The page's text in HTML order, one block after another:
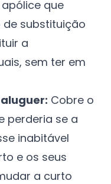
que
substituição
a
sem ter em
Cobre o
perderia se a
inabitável
e os seus
a curto